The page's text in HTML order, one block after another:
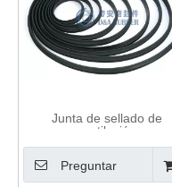
Junta de sellado de
ventilación
Preguntar